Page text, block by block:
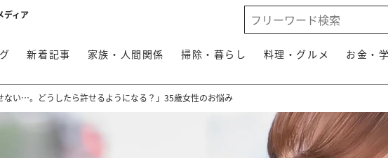
ディア
新着記事 家族・人間関係 掃除・暮らし 料理・グルメ お金・
ない…。どうしたら許せるようになる？」35歳女性のお悩み